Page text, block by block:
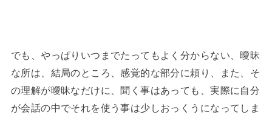
でも、やっぱりいつまでたってもよく分からない、曖昧
な所は、結局のところ、感覚的な部分に頼り、また、そ
の理解が曖昧なだけに、聞く事はあっても、実際に自分
が会話の中でそれを使う事は少しおっくうになってしま